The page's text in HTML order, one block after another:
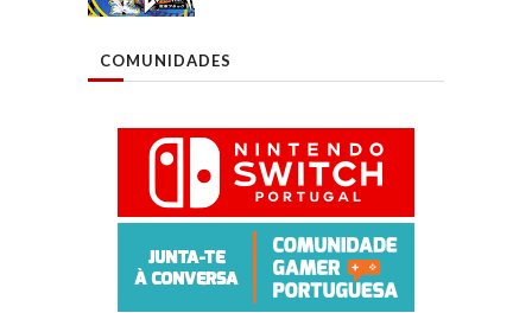
COMUNIDADES